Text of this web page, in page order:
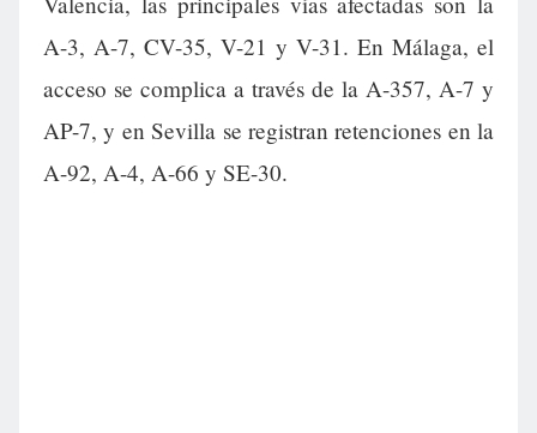
A-3, A-7, CV-35, V-21 y V-31. En Málaga, el
acceso se complica a través de la A-357, A-7 y
AP-7, y en Sevilla se registran retenciones en la
A-92, A-4, A-66 y SE-30.